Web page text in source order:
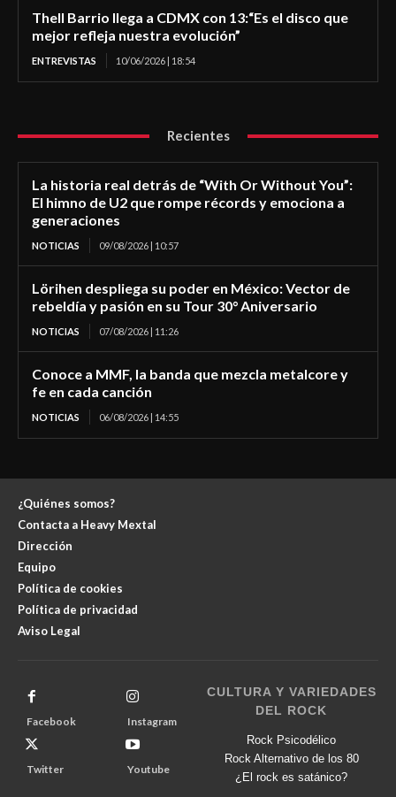
Thell Barrio llega a CDMX con 13:“Es el disco que
mejor refleja nuestra evolución”
ENTREVISTAS 10/06/2026 | 18:54
Recientes
La historia real detrás de “With Or Without You”:
El himno de U2 que rompe récords y emociona a
generaciones
NOTICIAS 09/08/2026 | 10:57
Lörihen despliega su poder en México: Vector de
rebeldía y pasión en su Tour 30° Aniversario
NOTICIAS 07/08/2026 | 11:26
Conoce a MMF, la banda que mezcla metalcore y
fe en cada canción
NOTICIAS 06/08/2026 | 14:55
¿Quiénes somos?
Contacta a Heavy Mextal
Dirección
Equipo
Política de cookies
Política de privacidad
Aviso Legal
Facebook Instagram
Twitter Youtube
CULTURA Y VARIEDADES
DEL ROCK
Rock Psicodélico
Rock Alternativo de los 80
¿El rock es satánico?